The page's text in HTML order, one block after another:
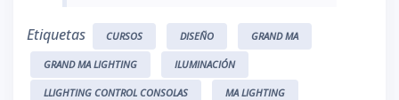
Etiquetas CURSOS DISEÑO GRAND MA
GRAND MA LIGHTING ILUMINACIÓN
LLIGHTING CONTROL CONSOLAS MA LIGHTING